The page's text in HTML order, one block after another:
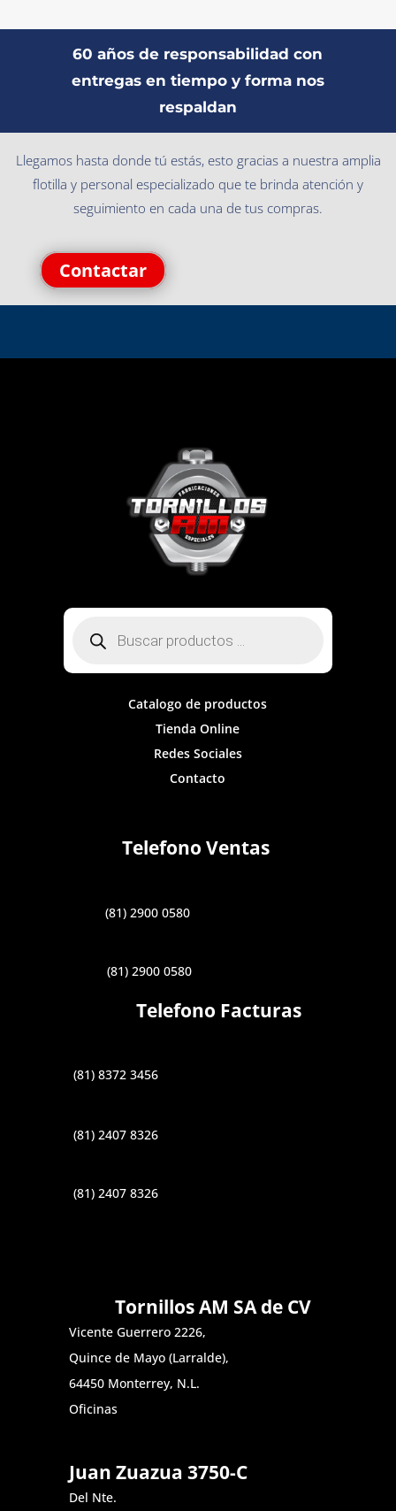
60 años de responsabilidad con
entregas en tiempo y forma nos
respaldan
Llegamos hasta donde tú estás, esto gracias a nuestra amplia
flotilla y personal especializado que te brinda atención y
seguimiento en cada una de tus compras.
Contactar
productos
Catalogo de productos
Tienda Online
Redes Sociales
Contacto
Telefono Ventas
(81) 2900 0580
(81) 2900 0580
Telefono Facturas
(81) 8372 3456
(81) 2407 8326
(81) 2407 8326
Tornillos AM SA de CV
Vicente Guerrero 2226,
Quince de Mayo (Larralde),
64450 Monterrey, N.L.
Oficinas
Juan Zuazua 3750-C
Del Nte.